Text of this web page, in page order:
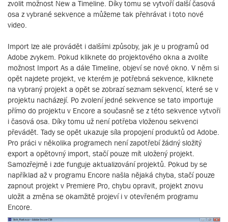
zvolit možnost New a Timeline. Díky tomu se vytvoří další časová
osa z vybrané sekvence a můžeme tak přehrávat i toto nové
video.
Import lze ale provádět i dalšími způsoby, jak je u programů od
Adobe zvykem. Pokud kliknete do projektového okna a zvolíte
možnost Import As a dále Timeline, objeví se nové okno. V něm si
opět najdete projekt, ve kterém je potřebná sekvence, kliknete
na vybraný projekt a opět se zobrazí seznam sekvencí, které se v
projektu nacházejí. Po zvolení jedné sekvence se tato importuje
přímo do projektu v Encore a současně se z této sekvence vytvoří
i časová osa. Díky tomu už není potřeba vloženou sekvenci
převádět. Tady se opět ukazuje síla propojení produktů od Adobe.
Pro práci v několika programech není zapotřebí žádný složitý
export a opětovný import, stačí pouze mít uložený projekt.
Samozřejmě i zde funguje aktualizování projektů. Pokud by se
například až v programu Encore našla nějaká chyba, stačí pouze
zapnout projekt v Premiere Pro, chybu opravit, projekt znovu
uložit a změna se okamžitě projeví i v otevřeném programu
Encore.